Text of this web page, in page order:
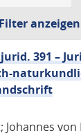
Filter anzeigen
391 –
Johannes